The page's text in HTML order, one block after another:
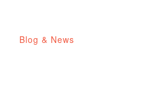
Blog & News